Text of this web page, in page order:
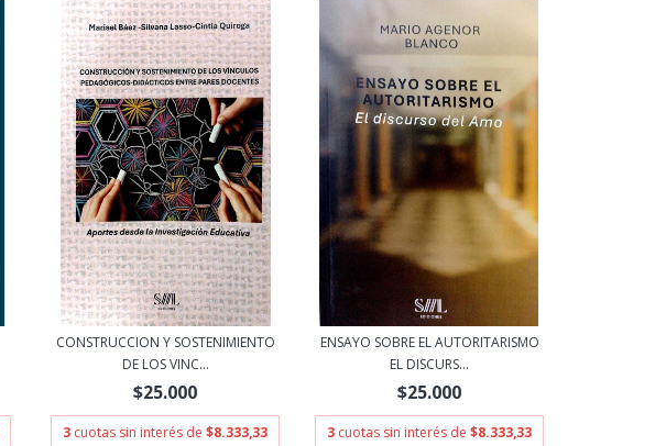
CONSTRUCCION Y SOSTENIMIENTO
DE LOS VINC...
$25.000
3 cuotas sin interés de$8.333,33
ENSAYO SOBRE EL AUTORITARISMO
EL DISCURS...
$25.000
3 cuotas sin interés de$8.333,33